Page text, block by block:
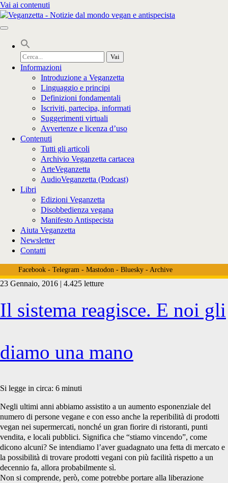
Vai ai contenuti
Cerca
per:
Informazioni
Introduzione a Veganzetta
Linguaggio e principi
Definizioni fondamentali
Iscriviti, partecipa, informati
Suggerimenti virtuali
Avvertenze e licenza d’uso
Contenuti
Tutti gli articoli
Archivio Veganzetta cartacea
ArteVeganzetta
AudioVeganzetta (Podcast)
Libri
Edizioni Veganzetta
Disobbedienza vegana
Manifesto Antispecista
Aiuta Veganzetta
Newsletter
Contatti
Facebook- Telegram- Mastodon- Bluesky- Archive
Tag:
<span>twitter</span>
23 Gennaio, 2016 | 4.425 letture
Il sistema reagisce. E noi gli
diamo una mano
Si legge in circa: 6 minuti
Negli ultimi anni abbiamo assistito a un aumento esponenziale del
numero di persone vegane e con esso anche la reperibilità di prodotti
vegan nei supermercati, nonché un gran fiorire di ristoranti, punti
vendita, e locali pubblici. Significa che “stiamo vincendo”, come
dicono alcuni? Se intendiamo l’aver guadagnato una fetta di mercato e
la possibilità di trovare prodotti vegani con più facilità rispetto a un
decennio fa, allora probabilmente sì.
Non si comprende, però, come potrebbe portare alla liberazione